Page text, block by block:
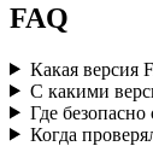
FAQ
Какая версия
С какими
Где безопасно
Когда